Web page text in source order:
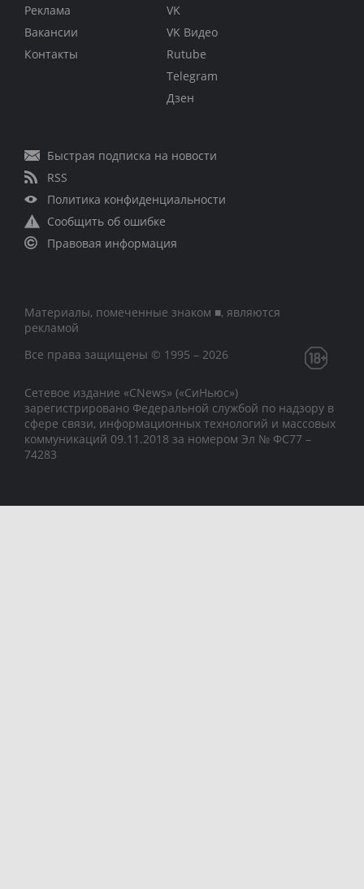
Реклама
Вакансии
Контакты
VK
VK Видео
Rutube
Telegram
Дзен
Быстрая подписка на новости
RSS
Политика конфиденциальности
Сообщить об ошибке
Правовая информация
Материалы, помеченные знаком ■, являются
рекламой
Все права защищены © 1995 – 2026
Сетевое издание «CNews» («СиНьюс»)
зарегистрировано Федеральной службой по надзору в
сфере связи, информационных технологий и массовых
коммуникаций 09.11.2018 за номером Эл № ФС77 –
74283